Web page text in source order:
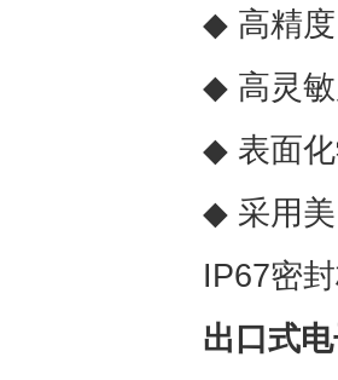
◆ 高精
◆ 高灵
◆ 表面
◆ 采用
IP67密
出口式